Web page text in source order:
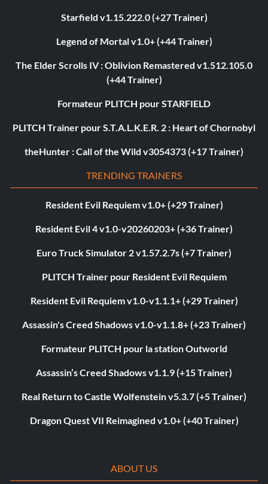
Starfield v1.15.222.0 (+27 Trainer)
Legend of Mortal v1.0+ (+44 Trainer)
The Elder Scrolls IV : Oblivion Remastered v1.512.105.0
(+44 Trainer)
Formateur PLITCH pour STARFIELD
PLITCH Trainer pour S.T.A.L.K.E.R. 2 : Heart of Chornobyl
theHunter : Call of the Wild v3054373 (+17 Trainer)
TRENDING TRAINERS
Resident Evil Requiem v1.0+ (+29 Trainer)
Resident Evil 4 v1.0-v20260203+ (+36 Trainer)
Euro Truck Simulator 2 v1.57.2.7s (+7 Trainer)
PLITCH Trainer pour Resident Evil Requiem
Resident Evil Requiem v1.0-v1.1.1+ (+29 Trainer)
Assassin's Creed Shadows v1.0-v1.1.8+ (+23 Trainer)
Formateur PLITCH pour la station Outworld
Assassin’s Creed Shadows v1.1.9 (+15 Trainer)
Real Return to Castle Wolfenstein v5.3.7 (+5 Trainer)
Dragon Quest VII Reimagined v1.0+ (+40 Trainer)
ABOUT US